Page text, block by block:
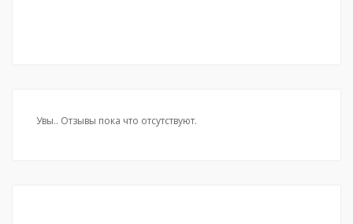
Увы.. Отзывы пока что отсутствуют.